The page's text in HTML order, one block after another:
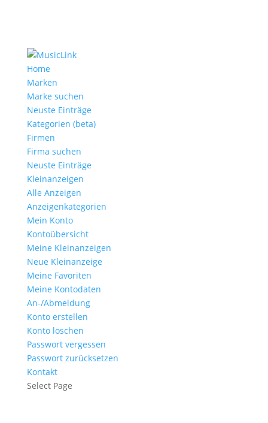
Home
Marken
Marke suchen
Neuste Einträge
Kategorien (beta)
Firmen
Firma suchen
Neuste Einträge
Kleinanzeigen
Alle Anzeigen
Anzeigen­kategorien
Mein Konto
Kontoübersicht
Meine Kleinanzeigen
Neue Kleinanzeige
Meine Favoriten
Meine Kontodaten
An-/Abmeldung
Konto erstellen
Konto löschen
Passwort vergessen
Passwort zurücksetzen
Kontakt
Select Page